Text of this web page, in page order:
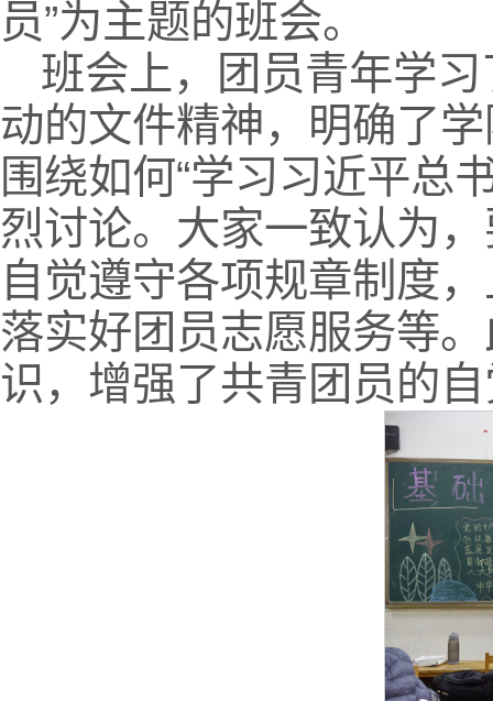
员”为主题的班会。
班会上，团员青年学
动的文件精神，明确了
围绕如何“学习习近平总
烈讨论。大家一致认为
自觉遵守各项规章制度
落实好团员志愿服务等
识，增强了共青团员的